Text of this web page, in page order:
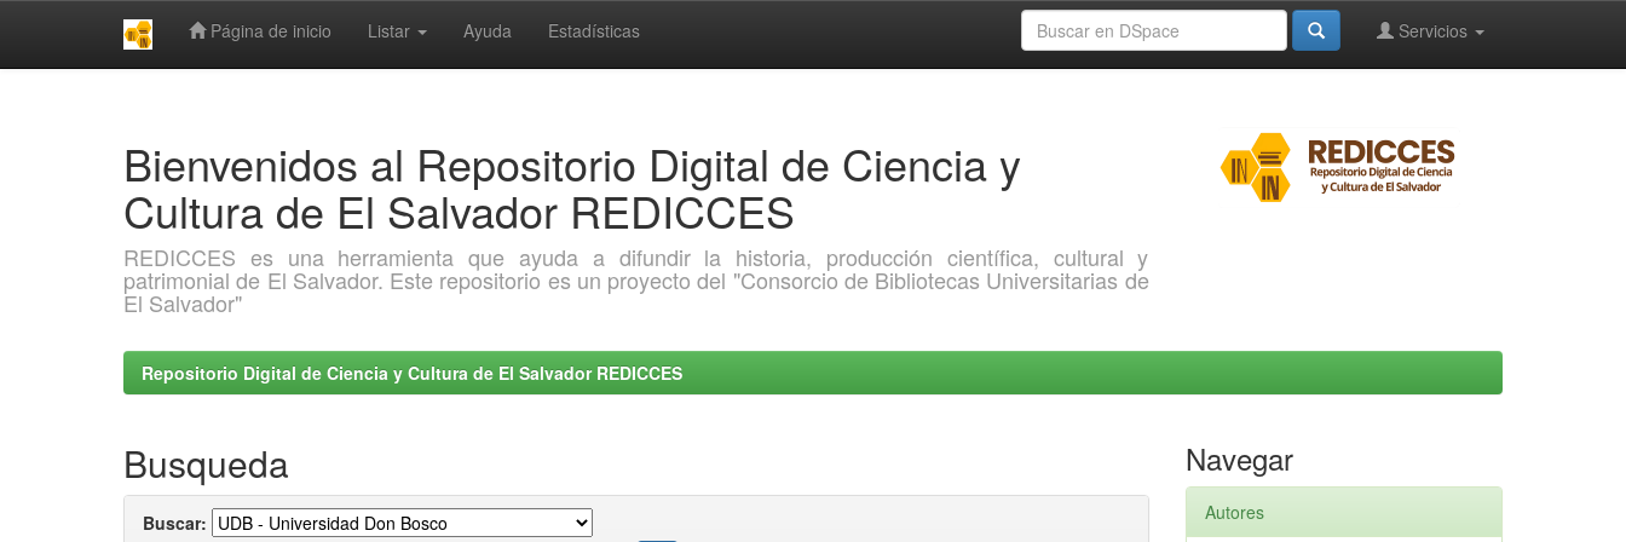
Página de inicio Listar Ayuda Estadísticas Servicios
Bienvenidos al Repositorio Digital de Ciencia y
Cultura de El Salvador REDICCES
REDICCES es una herramienta que ayuda a difundir la historia, producción científica, cultural y
patrimonial de El Salvador. Este repositorio es un proyecto del "Consorcio de Bibliotecas Universitarias de
El Salvador"
Repositorio Digital de Ciencia y Cultura de El Salvador REDICCES
Busqueda
Buscar:
Navegar
Autores